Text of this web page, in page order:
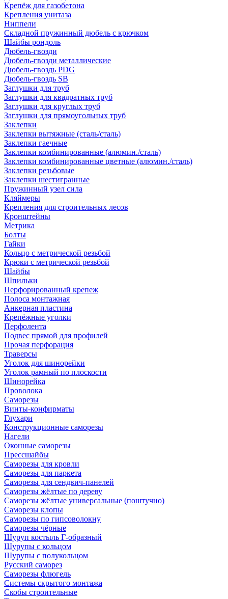
Крепёж для газобетона
Крепления унитаза
Ниппели
Складной пружинный дюбель с крючком
Шайбы рондоль
Дюбель-гвозди
Дюбель-гвозди металлические
Дюбель-гвоздь PDG
Дюбель-гвоздь SB
Заглушки для труб
Заглушки для квадратных труб
Заглушки для круглых труб
Заглушки для прямоугольных труб
Заклепки
Заклепки вытяжные (сталь/сталь)
Заклепки гаечные
Заклепки комбинированные (алюмин./сталь)
Заклепки комбинированные цветные (алюмин./сталь)
Заклепки резьбовые
Заклепки шестигранные
Пружинный узел сила
Кляймеры
Крепления для строительных лесов
Кронштейны
Метрика
Болты
Гайки
Кольцо с метрической резьбой
Крюки с метрической резьбой
Шайбы
Шпильки
Перфорированный крепеж
Полоса монтажная
Анкерная пластина
Крепёжные уголки
Перфолента
Подвес прямой для профилей
Прочая перфорация
Траверсы
Уголок для шинорейки
Уголок рамный по плоскости
Шинорейка
Проволока
Саморезы
Винты-конфирматы
Глухари
Конструкционные саморезы
Нагели
Оконные саморезы
Прессшайбы
Саморезы для кровли
Саморезы для паркета
Саморезы для сендвич-панелей
Саморезы жёлтые по дереву
Саморезы жёлтые универсальные (поштучно)
Саморезы клопы
Саморезы по гипсоволокну
Саморезы чёрные
Шуруп костыль Г-образный
Шурупы с кольцом
Шурупы с полукольцом
Русский саморез
Саморезы флюгель
Системы скрытого монтажа
Скобы строительные